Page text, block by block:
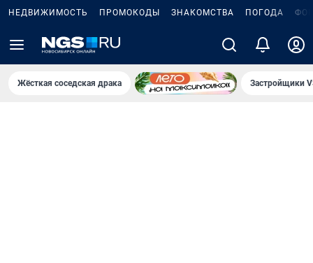
НЕДВИЖИМОСТЬ ПРОМОКОДЫ ЗНАКОМСТВА ПОГОДА
Жёсткая соседская драка Застройщики